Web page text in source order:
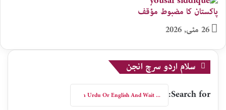
پاکستان کا مضبوط مؤقف
26 مئی, 2026
سلام اردو سرچ انجن
Search for: